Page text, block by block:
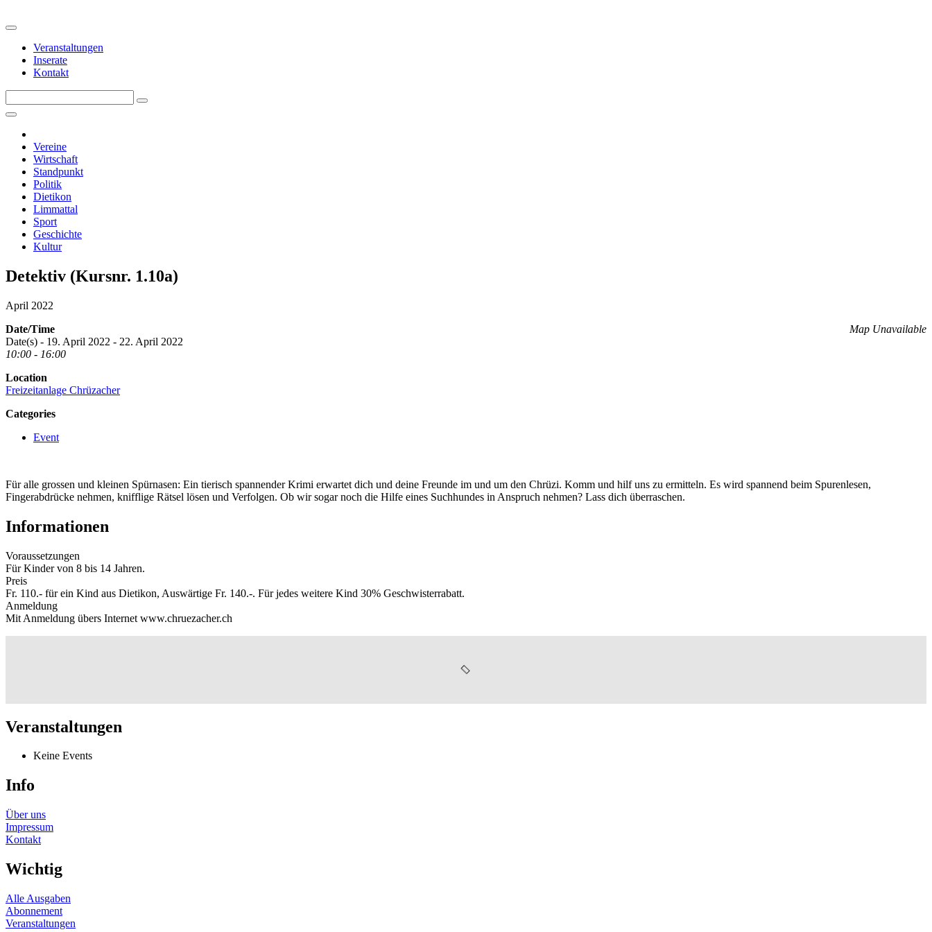
Veranstaltungen
Inserate
Kontakt
Vereine
Wirtschaft
Standpunkt
Politik
Dietikon
Limmattal
Sport
Geschichte
Kultur
Detektiv (Kursnr. 1.10a)
April 2022
Map Unavailable
Date/Time
Date(s) - 19. April 2022 - 22. April 2022
10:00 - 16:00
Location
Freizeitanlage Chrüzacher
Categories
Event
Für alle grossen und kleinen Spürnasen: Ein tierisch spannender Krimi erwartet dich und deine Freunde im und um den Chrüzi. Komm und hilf uns zu ermitteln. Es wird spannend beim Spurenlesen,
Fingerabdrücke nehmen, knifflige Rätsel lösen und Verfolgen. Ob wir sogar noch die Hilfe eines Suchhundes in Anspruch nehmen? Lass dich überraschen.
Informationen
Voraussetzungen
Für Kinder von 8 bis 14 Jahren.
Preis
Fr. 110.- für ein Kind aus Dietikon, Auswärtige Fr. 140.-. Für jedes weitere Kind 30% Geschwisterrabatt.
Anmeldung
Mit Anmeldung übers Internet www.chruezacher.ch
Veranstaltungen
Keine Events
Info
Über uns
Impressum
Kontakt
Wichtig
Alle Ausgaben
Abonnement
Veranstaltungen